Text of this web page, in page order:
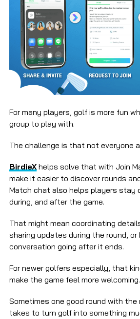
For many players, golf is more fun
group to play with.
The challenge is that not everyone
BirdieXhelps solve that with Join
make it easier to discover rounds
Match chat also helps players stay
during, and after the game.
That might mean coordinating
sharing updates during the round, or
conversation going after it ends.
For newer golfers especially, that
make the game feel more welcoming.
Sometimes one good round with
takes to turn golf into something